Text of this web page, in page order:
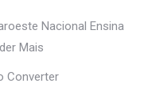
Nacional Ensina
Mais
Converter